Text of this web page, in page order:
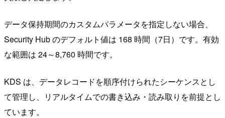
データ保持期間のカスタムパラメータを指定しない場合、
Security Hub のデフォルト値は 168 時間（7日）です。有効
な範囲は 24～8,760 時間です。
KDS は、データレコードを順序付けられたシーケンスとし
て管理し、リアルタイムでの書き込み・読み取りを前提とし
ています。